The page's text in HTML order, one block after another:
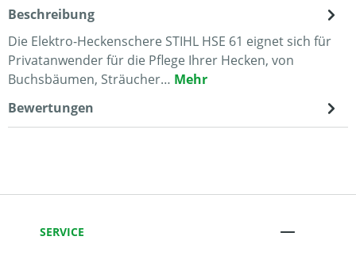
Beschreibung
Die Elektro-Heckenschere STIHL HSE 61 eignet sich für
Privatanwender für die Pflege Ihrer Hecken, von
Buchsbäumen, Sträucher… Mehr
Bewertungen
SERVICE